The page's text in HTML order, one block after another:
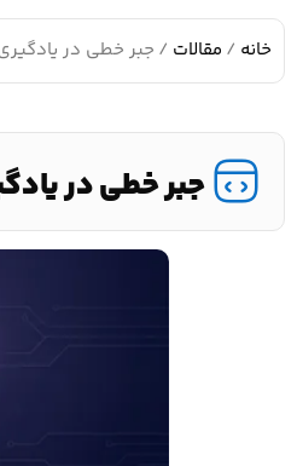
خانه / مقالات / جبر خطی در
جبر خطی در